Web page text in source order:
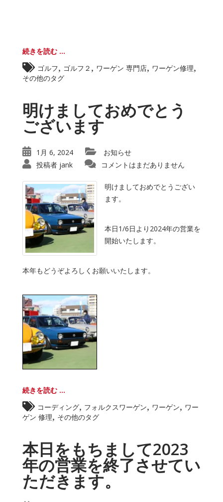
続きを読む ...
ゴルフ
ゴルフ２ ワーゲン 専門店 ワーゲン修理
その他のタグ
明けましておめでとう
ございます
1月 6, 2024
お知らせ
投稿者 jank コメントはまだありません
明けましておめでとうござい
ます。
本日1/6日より2024年の営業を
開始いたします。
本年もどうぞよろしくお願いいたします。
続きを読む ...
コーディング フォルクスワーゲン ワーゲン
ワー
ゲン 修理
その他のタグ
本日をもちまして2023
年の営業を終了させてい
ただきます。